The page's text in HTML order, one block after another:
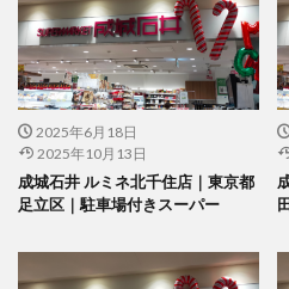
2025年6月18日
2025年10月13日
成城石井 ルミネ北千住店｜東京都
足立区｜駐車場付きスーパー